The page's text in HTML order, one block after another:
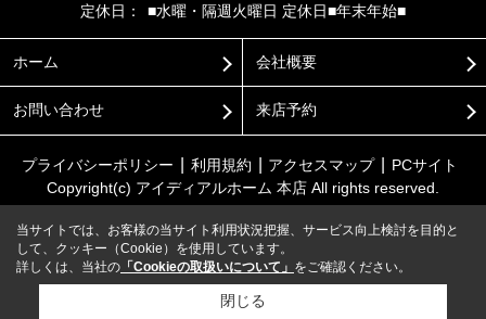
定休日：
■水曜・隔週火曜日 定休日■年末年始■
ホーム 会社概要
お問い合わせ 来店予約
プライバシーポリシー 利用規約 アクセスマップ
PCサイト
Copyright(c) アイディアルホーム 本店 All rights reserved.
当サイトでは、お客様の当サイト利用状況把握、サービス向上検討を目的と
して、クッキー（Cookie）を使用しています。
詳しくは、当社の 「Cookieの取扱いについて」 をご確認ください。
閉じる